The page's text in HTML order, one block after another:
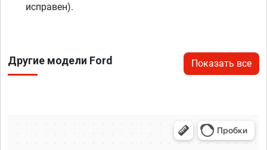
исправен).
Другие модели Ford Показать все